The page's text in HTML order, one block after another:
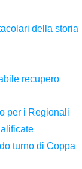
della storia
recupero
per i Regionali
turno di Coppa